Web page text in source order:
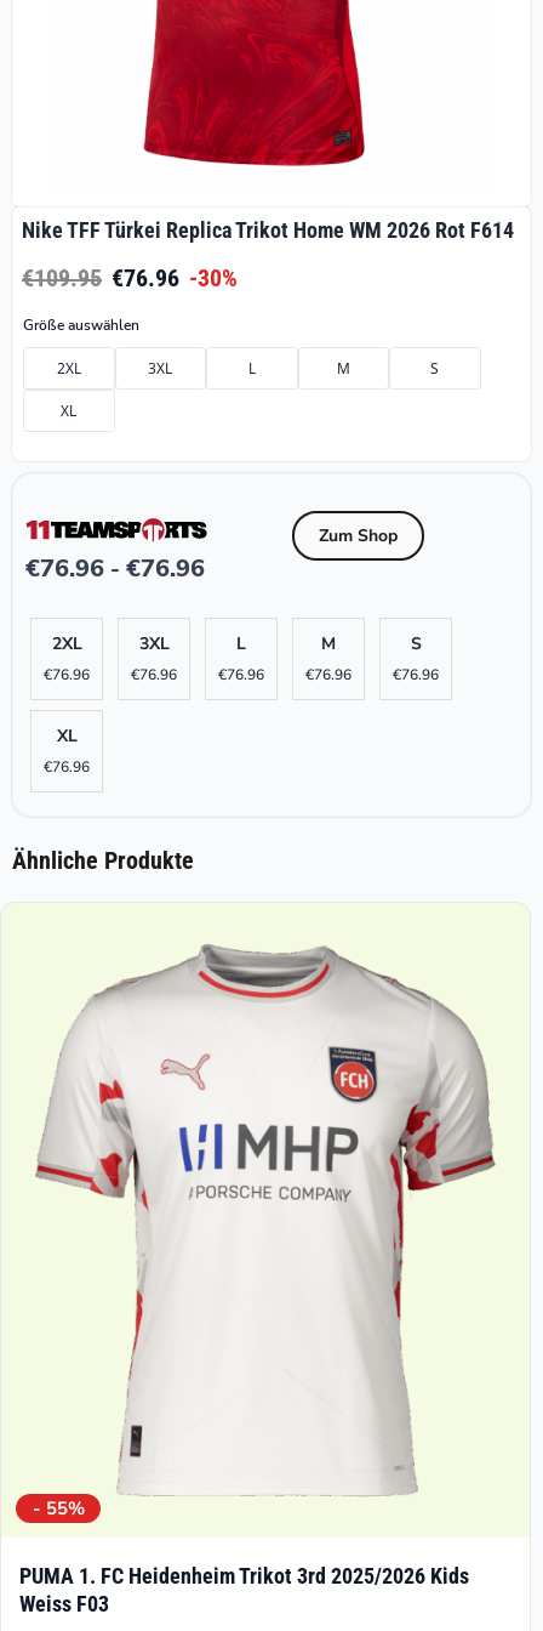
Nike TFF Türkei Replica Trikot Home WM 2026 Rot F614
€109.95 €76.96 -30%
Größe auswählen
2XL 3XL L M S
XL
€76.96 - €76.96
Zum Shop
2XL
€76.96
3XL
€76.96
L
€76.96
M
€76.96
S
€76.96
XL
€76.96
Ähnliche Produkte
- 55%
PUMA 1. FC Heidenheim Trikot 3rd 2025/2026 Kids
Weiss F03